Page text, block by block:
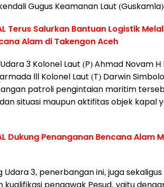
Gugus Keamanan Laut
Terus Salurkan Bantuan Logistik
Alam di Takengon Aceh
3 Kolonel Laut (P) Ahmad Novam
lll Kolonel Laut (T) Darwin
patroli pengintaian maritim
situasi maupun aktifitas objek kapal
Dukung Penanganan Bencana Alam
Udara 3, penerbangan ini, juga